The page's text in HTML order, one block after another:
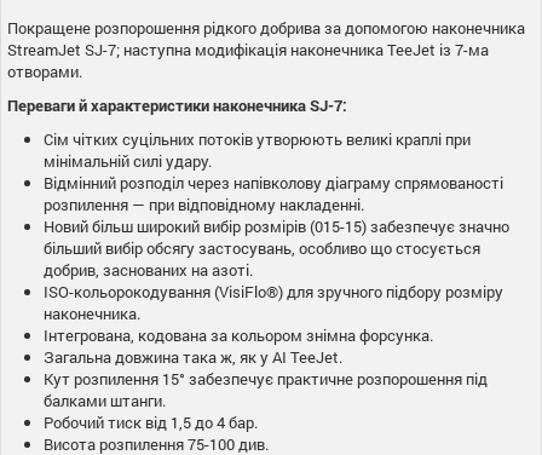
Покращене розпорошення рідкого добрива за допомогою наконечника
StreamJet SJ-7; наступна модифікація наконечника TeeJet із 7-ма
отворами.
Переваги й характеристики наконечника SJ-7:
Сім чітких суцільних потоків утворюють великі краплі при
мінімальній силі удару.
Відмінний розподіл через напівколову діаграму спрямованості
розпилення — при відповідному накладенні.
Новий більш широкий вибір розмірів (015-15) забезпечує значно
більший вибір обсягу застосувань, особливо що стосується
добрив, заснованих на азоті.
ISO-кольорокодування (VisiFlo®) для зручного підбору розміру
наконечника.
Інтегрована, кодована за кольором знімна форсунка.
Загальна довжина така ж, як у AI TeeJet.
Кут розпилення 15° забезпечує практичне розпорошення під
балками штанги.
Робочий тиск від 1,5 до 4 бар.
Висота розпилення 75-100 див.